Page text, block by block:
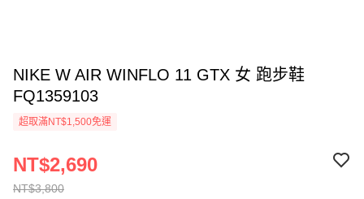
NIKE W AIR WINFLO 11 GTX 女 跑步鞋
FQ1359103
超取滿NT$1,500免運
NT$3,800
NT$2,690